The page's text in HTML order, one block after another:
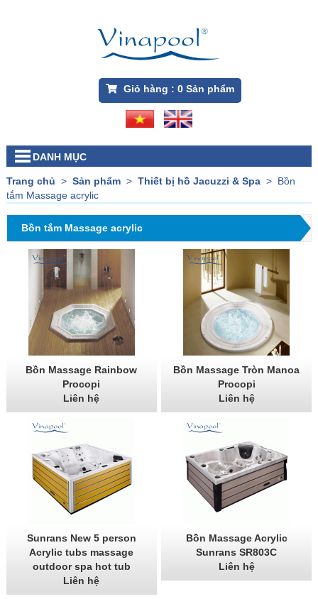
Giỏ hàng : 0Sản phẩm
DANH MỤC
Trang chủ > Sản phẩm> Thiết bị hồ Jacuzzi & Spa> Bồn
tắm Massage acrylic
Bồn tắm Massage acrylic
Bồn Massage Rainbow
Procopi
Liên hệ
Bồn Massage Tròn Manoa
Procopi
Liên hệ
Sunrans New 5 person
Acrylic tubs massage
outdoor spa hot tub
Liên hệ
Bồn Massage Acrylic
Sunrans SR803C
Liên hệ